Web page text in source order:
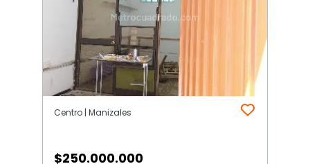
Centro | Manizales
$250.000.000